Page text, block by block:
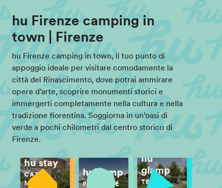
hu Firenze camping in
town | Firenze
hu Firenze camping in town, il tuo punto di
appoggio ideale per visitare comodamente la
città del Rinascimento, dove potrai ammirare
opere d’arte, scoprire monumenti storici e
immergerti completamente nella cultura e nella
tradizione fiorentina. Soggiorna in un’oasi di
verde a pochi chilometri dal centro storico di
Firenze.
hu stay
CASE
MOBILI
hu camp
PIAZZOLE
hu
glamp
TENDE